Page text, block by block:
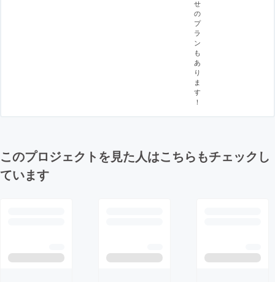
せ
の
プ
ラ
ン
も
あ
り
ま
す
！
このプロジェクトを見た人はこちらもチェックし
ています